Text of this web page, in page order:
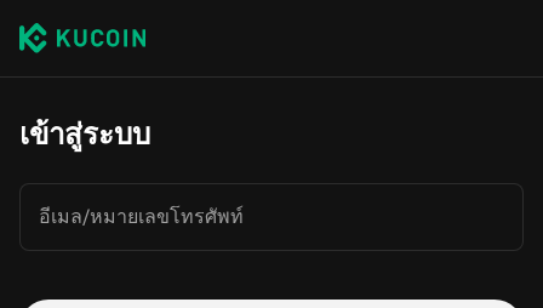
เข้าสู่ระบบ
อีเมล/หมายเลขโทรศัพท์